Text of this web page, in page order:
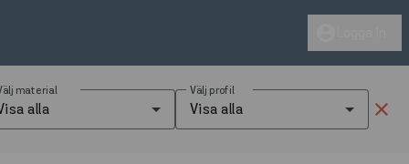
material
alla
Välj profil
Visa alla clear